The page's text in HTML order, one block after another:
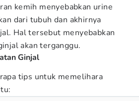
kemih menyebabkan urine
dari tubuh dan akhirnya
Hal tersebut menyebabkan
akan terganggu.
Ginjal
tips untuk memelihara